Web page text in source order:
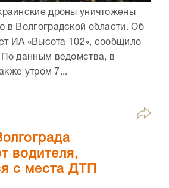
дроны уничтожены
в Волгоградской области. Об
ИА «Высота 102», сообщило
данным ведомства, в
утром 7...
водителя,
с места ДТП